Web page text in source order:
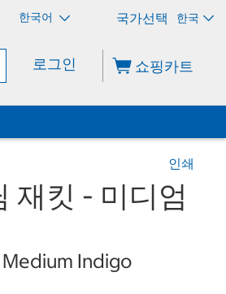
한국어 한국
로그인 쇼핑카트
인쇄
재킷 - 미디엄
Indigo